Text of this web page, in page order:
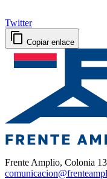
Twitter
Copiar enlace
Frente Amplio, Colonia